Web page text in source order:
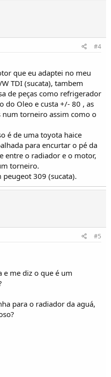
#4
que eu adaptei no meu
TDI (sucata), tambem
de peças como refrigerador
Oleo e custa +/- 80 , as
num torneiro assim como o
é de uma toyota haice
para encurtar o pé da
entre o radiador e o motor,
torneiro.
309 (sucata).
#5
me diz o que é um
para o radiador da aguá,